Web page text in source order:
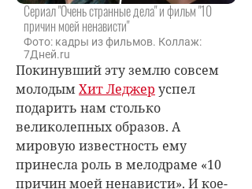
Сериал "Очень странные дела" и фильм "10
причин моей ненависти"
Фото: кадры из фильмов. Коллаж:
7Дней.ru
Покинувший эту землю совсем
молодымХит Леджер успел
подарить нам столько
великолепных образов. А
мировую известность ему
принесла роль в мелодраме «10
причин моей ненависти». И кое-